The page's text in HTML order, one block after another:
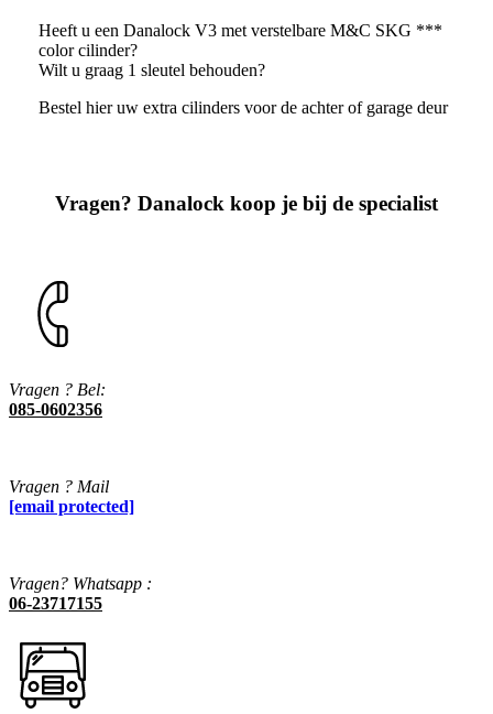
Heeft u een Danalock V3 met verstelbare M&C SKG ***
color cilinder?
Wilt u graag 1 sleutel behouden?
Bestel hier uw extra cilinders voor de achter of garage deur
Vragen? Danalock koop je bij de specialist
Vragen ? Bel:
085-0602356
Vragen ? Mail
[email protected]
Vragen? Whatsapp :
06-23717155